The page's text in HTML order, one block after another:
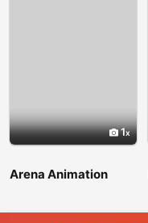
1
Arena Animation